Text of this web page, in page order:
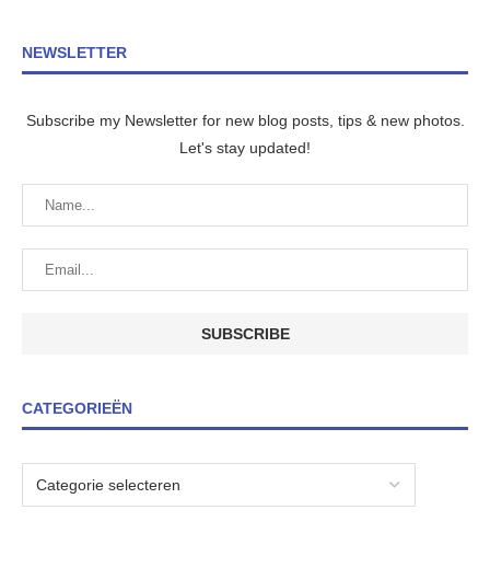
NEWSLETTER
Subscribe my Newsletter for new blog posts, tips & new photos.
Let's stay updated!
CATEGORIEËN